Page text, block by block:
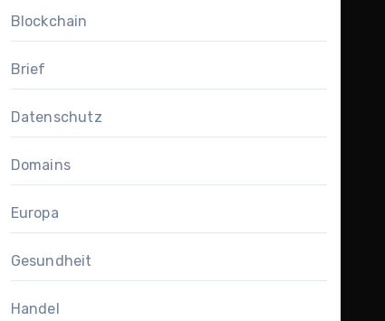
Blockchain
Brief
Datenschutz
Domains
Europa
Gesundheit
Handel